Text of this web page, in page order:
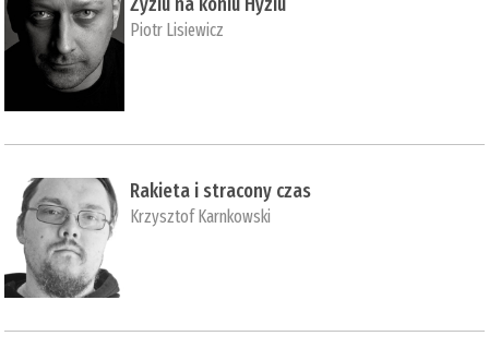
Piotr Lisiewicz
Rakieta i stracony czas
Krzysztof Karnkowski